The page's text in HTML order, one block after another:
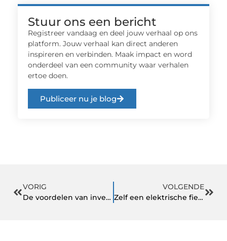
Stuur ons een bericht
Registreer vandaag en deel jouw verhaal op ons
platform. Jouw verhaal kan direct anderen
inspireren en verbinden. Maak impact en word
onderdeel van een community waar verhalen
ertoe doen.
Publiceer nu je blog
VORIG
De voordelen van investeren in een autohoes
VOLGENDE
Zelf een elektrische fiets maken met behulp van een fietskit